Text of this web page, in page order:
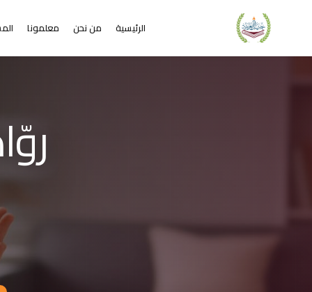
الرئيسية من نحن معلمونا
أكاديمية جيل العربية – Jeel Alarabiya Academy
تفاصيل الدراسة
الفئات العمرية المستهدفة: من 4 سنوات حتى البالغين
الشريحة 2 من 4: التعلم عن بُعد خير من البعد عن التعليم